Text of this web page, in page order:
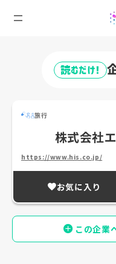
読むだけ!
旅行
株式会社
https://www.his.co.jp/
お気に入り
この企業